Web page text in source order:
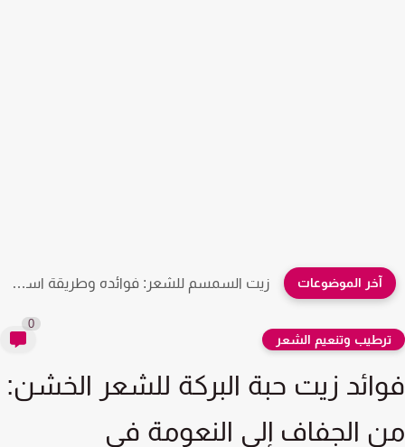
آخر الموضوعات زيت السمسم للشعر: فوائده وطريقة استخدامه لشعر أقوى وأنعم
وتنعيم الشعر
زيت حبة البركة للشعر الخشن:
الجفاف إلى النعومة في